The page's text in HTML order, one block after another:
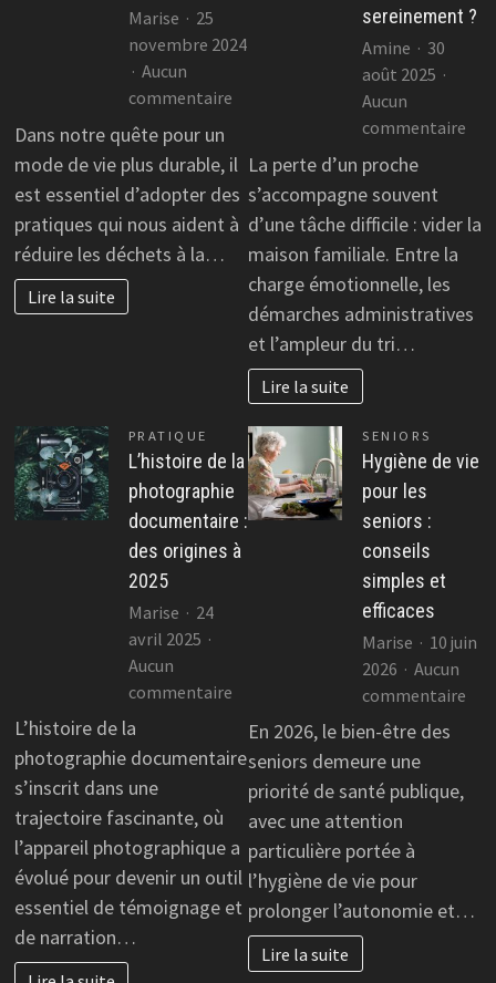
Marise
25
novembre 2024
Aucun
commentairesur
façons
de
réduire
les
déchets
Dans notre quête pour un
mode de vie plus durable, il
est essentiel d’adopter des
pratiques qui nous aident à
réduire les déchets à la…
Lire la suite
sereinement ?
Amine
30
août 2025
Aucun
commentaire
une
La perte d’un proche
s’accompagne souvent
d’une tâche difficile : vider la
maison familiale. Entre la
charge émotionnelle, les
démarches administratives
et l’ampleur du tri…
Lire la suite
PRATIQUE
L’histoire de la
photographie
documentaire :
des origines à
2025
Marise
24
avril 2025
Aucun
commentairesur
la
photographie
documentaire
:
des
origines
2025
L’histoire de la
photographie documentaire
s’inscrit dans une
trajectoire fascinante, où
l’appareil photographique a
évolué pour devenir un outil
essentiel de témoignage et
de narration…
SENIORS
Hygiène de vie
pour les
seniors :
conseils
simples et
efficaces
Marise
10 juin
2026
Aucun
commentaire
En 2026, le bien-être des
seniors demeure une
priorité de santé publique,
avec une attention
particulière portée à
l’hygiène de vie pour
prolonger l’autonomie et…
Lire la suite